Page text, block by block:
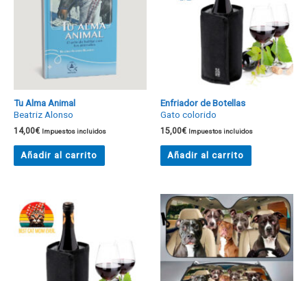
Tu Alma Animal
Beatriz Alonso
14,00€ Impuestos incluidos
Añadir al carrito
Enfriador de Botellas
Gato colorido
15,00€ Impuestos incluidos
Añadir al carrito